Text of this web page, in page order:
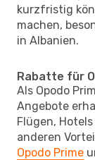
kurzfristig
machen,
in Albanien.
Rabatte für
Als Opodo
Angebote
Flügen,
anderen
Opodo Prime